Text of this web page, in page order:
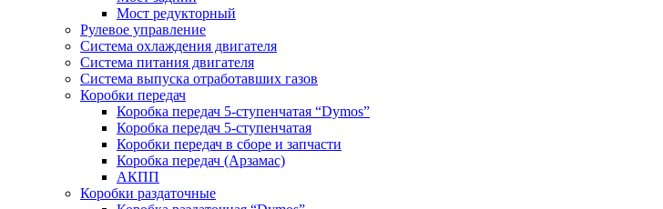
Мост редукторный
Рулевое управление
Система охлаждения двигателя
Система питания двигателя
Система выпуска отработавших газов
Коробки передач
Коробка передач 5-ступенчатая “Dymos”
Коробка передач 5-ступенчатая
Коробки передач в сборе и запчасти
Коробка передач (Арзамас)
АКПП
Коробки раздаточные